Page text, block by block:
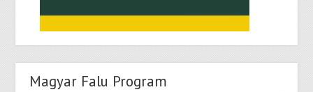
Magyar Falu Program